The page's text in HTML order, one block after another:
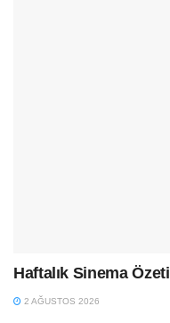
Haftalık Sinema Özeti
2 AĞUSTOS 2026